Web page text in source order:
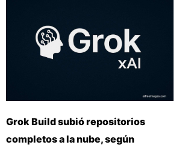
Grok Build subió repositorios
completos a la nube, según